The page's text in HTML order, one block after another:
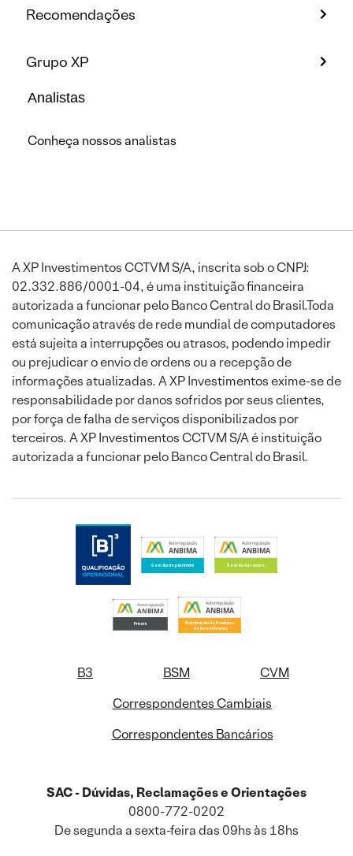
Recomendações
Grupo XP
Analistas
Conheça nossos analistas
A XP Investimentos CCTVM S/A, inscrita sob o CNPJ:
02.332.886/0001-04, é uma instituição financeira
autorizada a funcionar pelo Banco Central do Brasil.Toda
comunicação através de rede mundial de computadores
está sujeita a interrupções ou atrasos, podendo impedir
ou prejudicar o envio de ordens ou a recepção de
informações atualizadas. A XP Investimentos exime-se de
responsabilidade por danos sofridos por seus clientes,
por força de falha de serviços disponibilizados por
terceiros. A XP Investimentos CCTVM S/A é instituição
autorizada a funcionar pelo Banco Central do Brasil.
B3 BSM
CVM
Correspondentes Cambiais
Correspondentes Bancários
SAC - Dúvidas, Reclamações e Orientações
0800-772-0202
De segunda a sexta-feira das 09hs às 18hs